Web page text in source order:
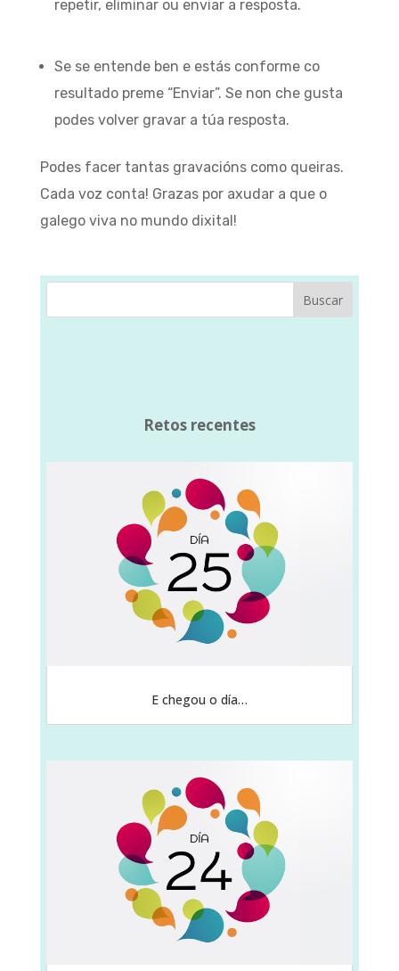
repetir, eliminar ou enviar a resposta.
Se se entende ben e estás conforme co
resultado preme “Enviar”. Se non che gusta
podes volver gravar a túa resposta.
Podes facer tantas gravacións como queiras.
Cada voz conta! Grazas por axudar a que o
galego viva no mundo dixital!
Buscar
Retos recentes
E chegou o día…